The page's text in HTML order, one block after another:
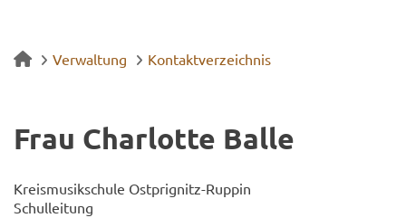
Verwaltung Kontaktverzeichnis
Frau Char­lot­te Balle
Kreis­mu­sik­schu­le Ostprignitz-​Ruppin
Schul­lei­tung